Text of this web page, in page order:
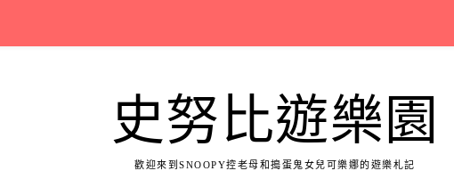
史努比遊樂園
歡迎來到SNOOPY控老母和搗蛋鬼女兒可樂娜的遊樂札記